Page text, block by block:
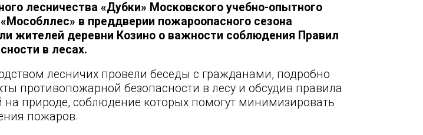
лесничества «Дубки» Московского учебно-опытного
в преддверии пожароопасного сезона
жителей деревни Козино о важности соблюдения Правил
в лесах.
лесничих провели беседы с гражданами, подробно
противопожарной безопасности в лесу и обсудив правила
природе, соблюдение которых помогут минимизировать
пожаров.